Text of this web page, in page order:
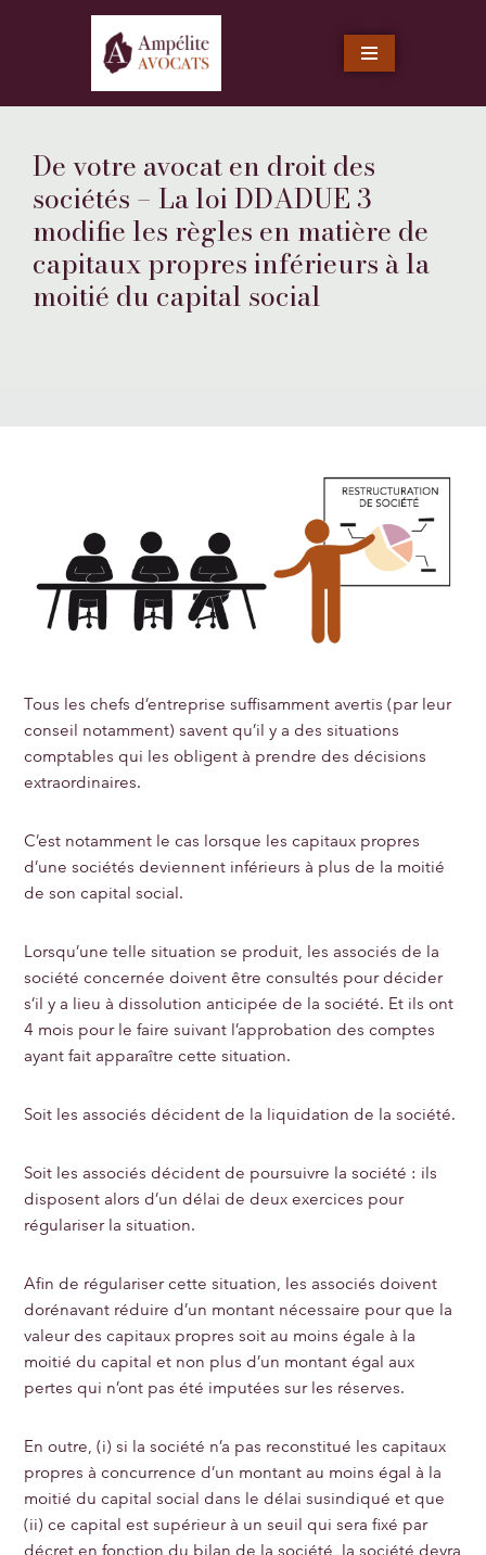
contenu
De votre avocat en droit des
sociétés – La loi DDADUE 3
modifie les règles en matière de
capitaux propres inférieurs à la
moitié du capital social
Tous les chefs d’entreprise suffisamment avertis (par leur
conseil notamment) savent qu’il y a des situations
comptables qui les obligent à prendre des décisions
extraordinaires.
C’est notamment le cas lorsque les capitaux propres
d’une sociétés deviennent inférieurs à plus de la moitié
de son capital social.
Lorsqu’une telle situation se produit, les associés de la
société concernée doivent être consultés pour décider
s’il y a lieu à dissolution anticipée de la société. Et ils ont
4 mois pour le faire suivant l’approbation des comptes
ayant fait apparaître cette situation.
Soit les associés décident de la liquidation de la société.
Soit les associés décident de poursuivre la société : ils
disposent alors d’un délai de deux exercices pour
régulariser la situation.
Afin de régulariser cette situation, les associés doivent
dorénavant réduire d’un montant nécessaire pour que la
valeur des capitaux propres soit au moins égale à la
moitié du capital et non plus d’un montant égal aux
pertes qui n’ont pas été imputées sur les réserves.
En outre, (i) si la société n’a pas reconstitué les capitaux
propres à concurrence d’un montant au moins égal à la
moitié du capital social dans le délai susindiqué et que
(ii) ce capital est supérieur à un seuil qui sera fixé par
décret en fonction du bilan de la société, la société devra